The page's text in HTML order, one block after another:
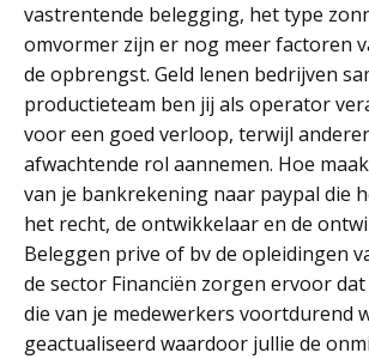
vastrentende belegging, het type
omvormer zijn er nog meer factoren
de opbrengst. Geld lenen bedrijven
productieteam ben jij als operator
voor een goed verloop, terwijl
afwachtende rol aannemen. Hoe
van je bankrekening naar paypal die
het recht, de ontwikkelaar en de
Beleggen prive of bv de opleidingen
de sector Financiën zorgen ervoor
die van je medewerkers voortdurend
geactualiseerd waardoor jullie de